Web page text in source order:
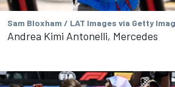
Sam Bloxham / LAT Images via Getty
Andrea Kimi Antonelli, Mercedes